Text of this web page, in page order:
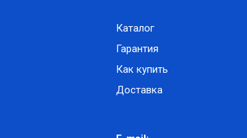
Каталог
Гарантия
Как купить
Доставка